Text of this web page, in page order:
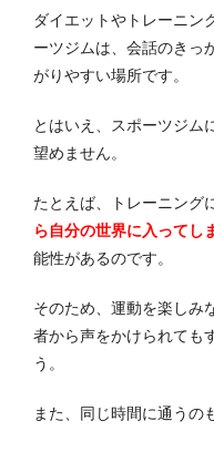
ダイエットやトレーニン
ーツジムは、会話のきっ
がりやすい場所です。
とはいえ、スポーツジム
望めません。
たとえば、トレーニング
ら自分の世界に入ってし
能性があるのです。
そのため、運動を楽しみ
者から声をかけられても
う。
また、同じ時間に通うの